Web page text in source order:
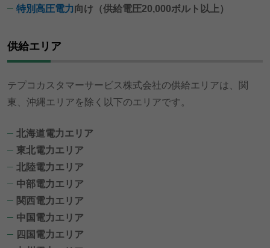
特別高圧電力向け（供給電圧20,000ボルト以上）
供給エリア
テプコカスタマーサービス株式会社の供給エリアは、関
東、沖縄エリアを除く以下のエリアです。
北海道電力エリア
東北電力エリア
北陸電力エリア
中部電力エリア
関西電力エリア
中国電力エリア
四国電力エリア